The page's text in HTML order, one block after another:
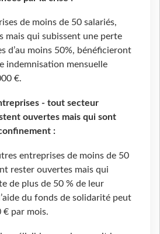
de moins de 50 salariés,
mais qui subissent une perte
d’au moins 50%, bénéficieront
indemnisation mensuelle
€.
- tout secteur
ouvertes mais qui sont
:
entreprises de moins de 50
rester ouvertes mais qui
de plus de 50 % de leur
du fonds de solidarité peut
€ par mois.